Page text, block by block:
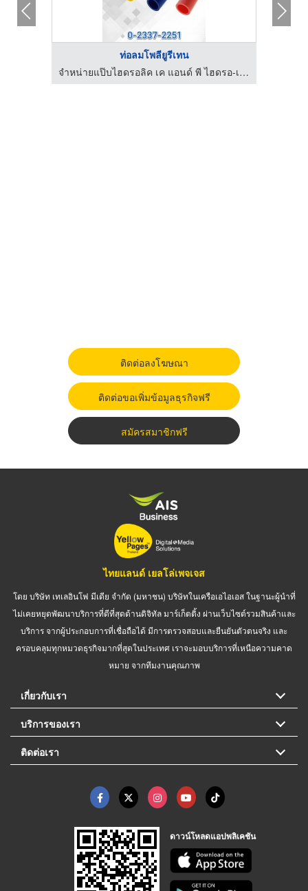
ท่อลมโพลียูรีเทน
จำหน่ายแป๊บไฮดรอลิค เค แอนด์ พี ไฮดรอ-เมติค
ติดต่อลงโฆษณา
ติดต่อขอเพิ่มข้อมูลธุรกิจฟรี
สมัครสมาชิกฟรี
ไทยแลนด์ เยลโล่เพจเจส
โดย บริษัท เทเลอินโฟ มีเดีย จำกัด (มหาชน) บริษัทในเครือเอไอเอส ในฐานะผู้นำที่
ไม่เคยหยุดพัฒนาบริการที่ดีที่สุดด้านดิจิทัล มาร์เก็ตติ้ง ผ่านเว็บไซต์รวมสินค้าและ
บริการ จากผู้ประกอบการที่เชื่อถือได้ มีการตรวจสอบและยืนยันตัวตนจริง และ
ครอบคลุมทุกหมวดธุรกิจมากที่สุดในประเทศ เราจะมอบบริการที่เหนือความคาด
หมาย จากทีมงานคุณภาพ
เกี่ยวกับเรา
บริการของเรา
ติดต่อเรา
ดาวน์โหลดแอปพลิเคชัน